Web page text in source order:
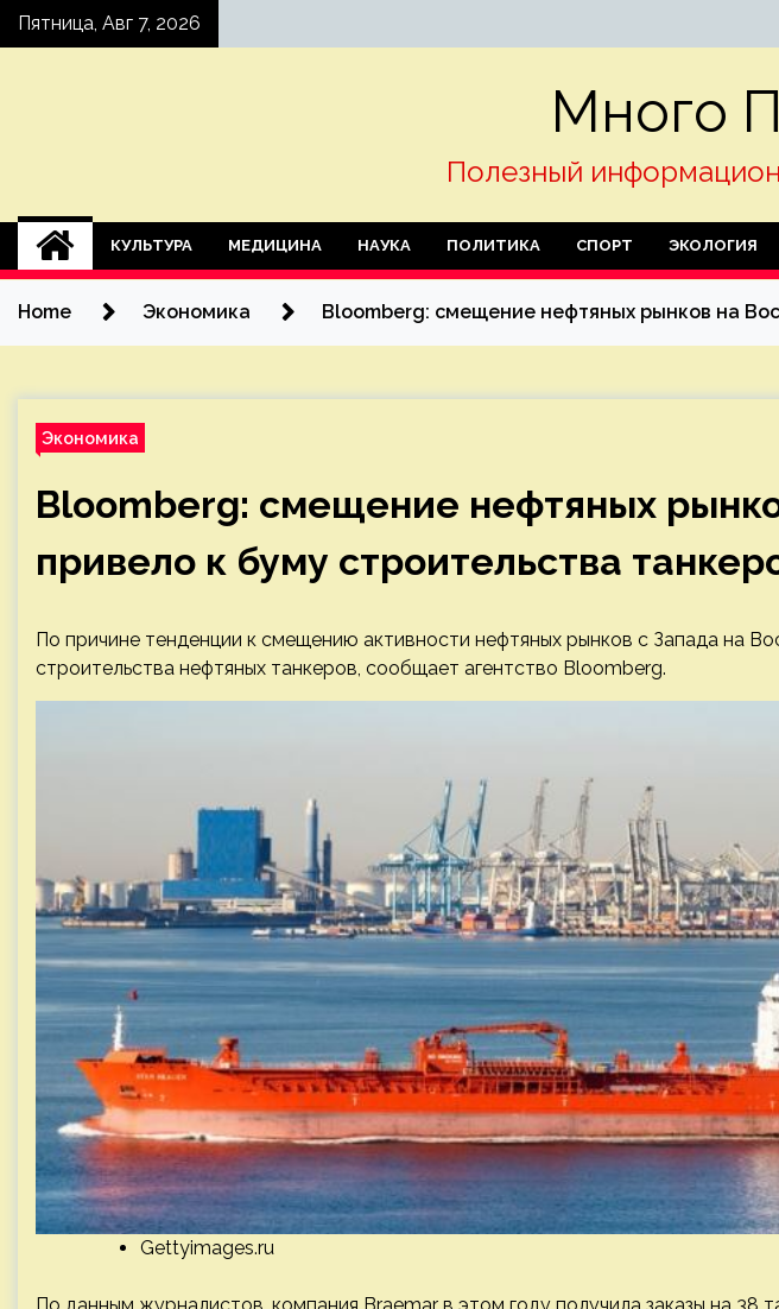
SkipПятница, Авг 7, 2026
Много
Полезный
КУЛЬТУРА МЕДИЦИНА НАУКА ПОЛИТИКА СПОРТ ЭКОЛОГИЯ
Home Экономика Bloomberg: смещение нефтяных рынков на
Экономика
Bloomberg: смещение нефтяных
привело к буму строительства
По причине тенденции к смещению активности нефтяных рынков с Запада на
строительства нефтяных танкеров, сообщает агентство Bloomberg.
Gettyimages.ru